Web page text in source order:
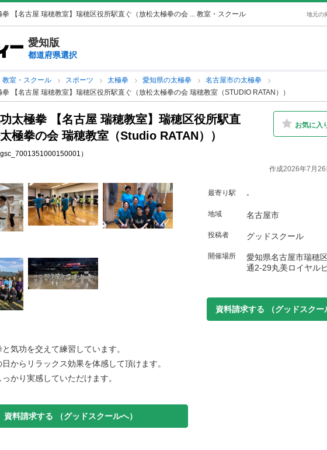
【名古屋 瑞穂教室】瑞穂区役所駅直ぐ（放松太極拳の会 ... 教室・スクール 地元の
愛知版
都道府県選択
教室・スクール スポーツ 太極拳 愛知県の太極拳
名古屋市の太極拳
【名古屋 瑞穂教室】瑞穂区役所駅直ぐ（放松太極拳の会 瑞穂教室（STUDIO RATAN））
太極拳 【名古屋 瑞穂教室】瑞穂区役所駅直
極拳の会 瑞穂教室（Studio RATAN））
）
お気に入
作成2026年7月26
気功を交えて練習しています。
からリラックス効果を体感して頂けます。
かり実感していただけます。
資料請求する （グッドスクールへ）
最寄り駅 -
地域 名古屋市
投稿者 グッドスクール
開催場所
愛知県名古屋市瑞穂
通2-29丸美ロイヤル
資料請求する （グッドスクー